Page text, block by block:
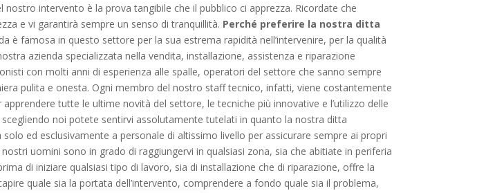
intervento è la prova tangibile che il pubblico ci apprezza. Ricordate che
e vi garantirà sempre un senso di tranquillità. Perché preferire la nostra ditta
è famosa in questo settore per la sua estrema rapidità nell’intervenire, per la qualità
azienda specializzata nella vendita, installazione, assistenza e riparazione
con molti anni di esperienza alle spalle, operatori del settore che sanno sempre
pulita e onesta. Ogni membro del nostro staff tecnico, infatti, viene costantemente
tutte le ultime novità del settore, le tecniche più innovative e l’utilizzo delle
noi potete sentirvi assolutamente tutelati in quanto la nostra ditta
solo ed esclusivamente a personale di altissimo livello per assicurare sempre ai propri
uomini sono in grado di raggiungervi in qualsiasi zona, sia che abitiate in periferia
di iniziare qualsiasi tipo di lavoro, sia di installazione che di riparazione, offre la
quale sia la portata dell’intervento, comprendere a fondo quale sia il problema,